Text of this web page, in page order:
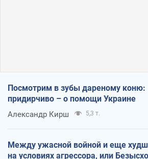
Посмотрим в зубы дареному коню:
придирчиво – о помощи Украине
Александр Кирш 5,3 т.
Между ужасной войной и еще
на условиях агрессора, или